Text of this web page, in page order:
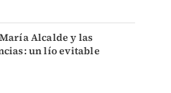
Alcalde y las
un lío evitable